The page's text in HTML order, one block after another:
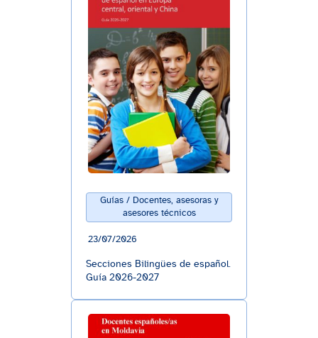
Guías / Docentes, asesoras y
asesores técnicos
23/07/2026
Secciones Bilingües de español.
Guía 2026-2027